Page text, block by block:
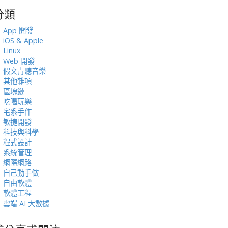
類
App 開發
iOS & Apple
Linux
Web 開發
假文青聽音樂
其他雜項
區塊鏈
吃喝玩樂
宅系手作
敏捷開發
科技與科學
程式設計
系統管理
網際網路
自己動手做
自由軟體
軟體工程
雲端 AI 大數據